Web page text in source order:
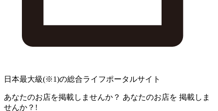
日本最大級(※1)の総合ライフポータルサイト
あなたのお店を掲載しませんか？ あなたのお店を 掲載しま
せんか？!